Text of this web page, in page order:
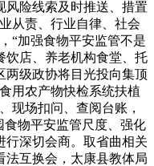
风险线索及时推送、措置
从责、行业自律、社会
“加强食物平安监管不是
饮店、养老机构食堂、托
两级政协将目光投向集顶
用农产物快检系统扶植
现场扣问、查阅台账，
食物平安监管尺度、强化
行深切会商。取省曲相关
法互换会，太康县教体局